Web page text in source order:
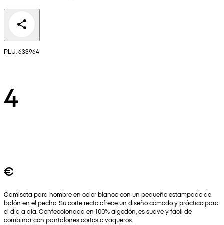
PLU: 633964
4
€
Camiseta para hombre en color blanco con un pequeño estampado de
balón en el pecho. Su corte recto ofrece un diseño cómodo y práctico para
el día a día. Confeccionada en 100% algodón, es suave y fácil de
combinar con pantalones cortos o vaqueros.